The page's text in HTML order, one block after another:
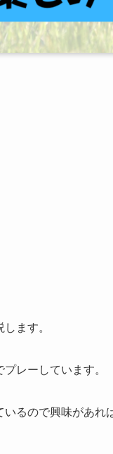
ます。
レーしています。
るので興味があれ